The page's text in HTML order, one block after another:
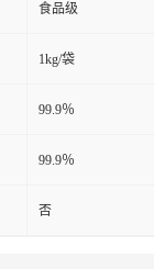
食品级
1kg/袋
99.9％
99.9％
否